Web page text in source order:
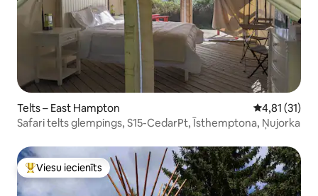
Telts – East Hampton Vidējais
4,81 (31)
Safari telts glempings, S15-CedarPt, Īsthemptona, Ņujorka
Populārs viesu iecienīts mājoklis
Viesu iecienīts